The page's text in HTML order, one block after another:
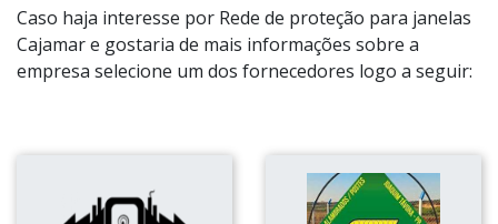
Caso haja interesse por Rede de proteção para janelas
Cajamar e gostaria de mais informações sobre a
empresa selecione um dos fornecedores logo a seguir: